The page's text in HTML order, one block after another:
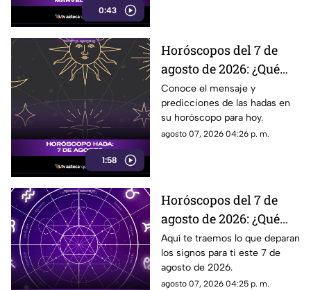
0:43
1:58
Horóscopos del 7 de
agosto de 2026: ¿Qué
revelan las hadas hoy?
Conoce el mensaje y
predicciones de las hadas en
su horóscopo para hoy.
agosto 07, 2026 04:26 p. m.
Horóscopos del 7 de
agosto de 2026: ¿Qué
revelan los aztecas
hoy?
Aquí te traemos lo que deparan
los signos para ti este 7 de
agosto de 2026.
agosto 07, 2026 04:25 p. m.